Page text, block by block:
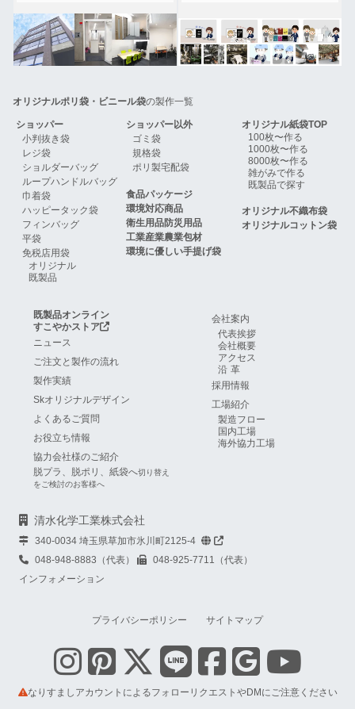
オリジナルポリ袋・ビニール袋の製作一覧
ショッパー
小判抜き袋
レジ袋
ショルダーバッグ
ループハンドルバッグ
巾着袋
ハッピータック袋
フィンバッグ
平袋
免税店用袋
オリジナル
既製品
ショッパー以外
ゴミ袋
規格袋
ポリ製宅配袋
食品パッケージ
環境対応商品
衛生用品防災用品
工業産業農業包材
環境に優しい手提げ袋
オリジナル紙袋TOP
100枚〜作る
1000枚〜作る
8000枚〜作る
雑がみで作る
既製品で探す
オリジナル不織布袋
オリジナルコットン袋
既製品オンライン
すこやかストア
ニュース
ご注文と製作の流れ
製作実績
Skオリジナルデザイン
よくあるご質問
お役立ち情報
協力会社様のご紹介
脱プラ、脱ポリ、紙袋へ切り替え
をご検討のお客様へ
会社案内
代表挨拶
会社概要
アクセス
沿革
採用情報
工場紹介
製造フロー
国内工場
海外協力工場
清水化学工業株式会社
340-0034 埼玉県草加市氷川町2125-4
048-948-8883（代表）
048-925-7711（代表）
インフォメーション
プライバシーポリシー サイトマップ
なりすましアカウントによるフォローリクエストやDMにご注意ください